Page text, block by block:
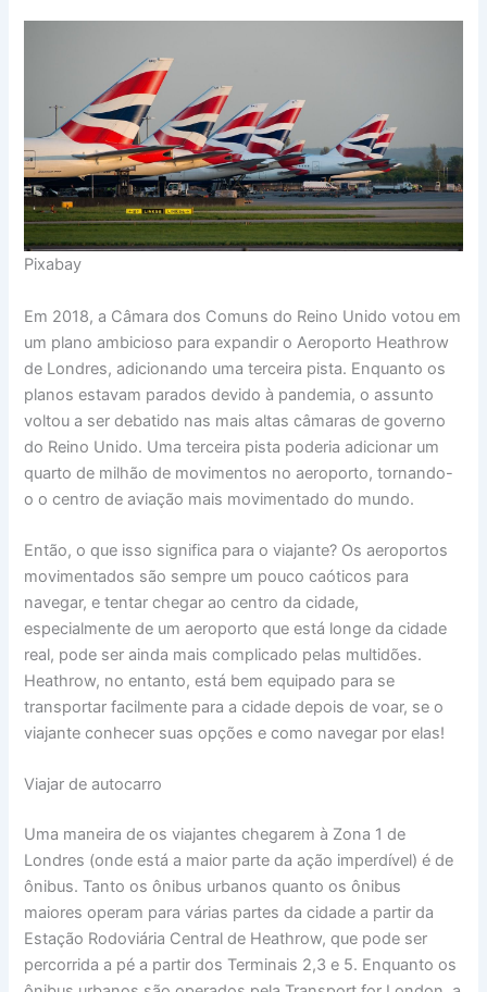
Pixabay
Em 2018, a Câmara dos Comuns do Reino Unido votou em
um plano ambicioso para expandir o Aeroporto Heathrow
de Londres, adicionando uma terceira pista. Enquanto os
planos estavam parados devido à pandemia, o assunto
voltou a ser debatido nas mais altas câmaras de governo
do Reino Unido. Uma terceira pista poderia adicionar um
quarto de milhão de movimentos no aeroporto, tornando-
o o centro de aviação mais movimentado do mundo.
Então, o que isso significa para o viajante? Os aeroportos
movimentados são sempre um pouco caóticos para
navegar, e tentar chegar ao centro da cidade,
especialmente de um aeroporto que está longe da cidade
real, pode ser ainda mais complicado pelas multidões.
Heathrow, no entanto, está bem equipado para se
transportar facilmente para a cidade depois de voar, se o
viajante conhecer suas opções e como navegar por elas!
Viajar de autocarro
Uma maneira de os viajantes chegarem à Zona 1 de
Londres (onde está a maior parte da ação imperdível) é de
ônibus. Tanto os ônibus urbanos quanto os ônibus
maiores operam para várias partes da cidade a partir da
Estação Rodoviária Central de Heathrow, que pode ser
percorrida a pé a partir dos Terminais 2,3 e 5. Enquanto os